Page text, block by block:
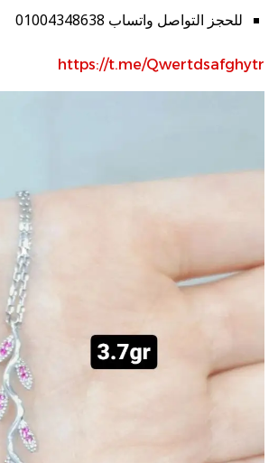
للحجز التواصل واتساب 01004348638
https://t.me/Qwertdsafghytr